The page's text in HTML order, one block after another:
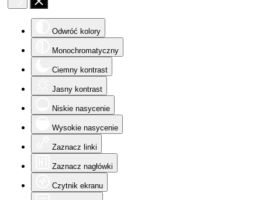
Odwróć kolory
Monochromatyczny
Ciemny kontrast
Jasny kontrast
Niskie nasycenie
Wysokie nasycenie
Zaznacz linki
Zaznacz nagłówki
Czytnik ekranu